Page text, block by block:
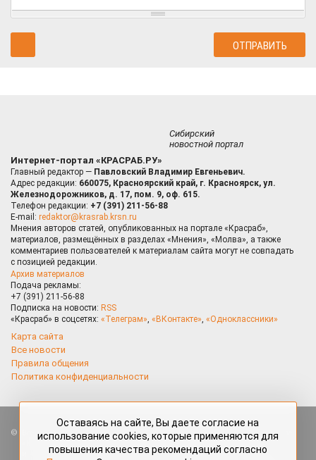
Сибирский
новостной портал
Интернет-портал «КРАСРАБ.РУ»
Главный редактор — Павловский Владимир Евгеньевич.
Адрес редакции: 660075, Красноярский край, г. Красноярск, ул.
Железнодорожников, д. 17, пом. 9, оф. 615.
Телефон редакции: +7 (391) 211-56-88
E-mail: redaktor@krasrab.krsn.ru
Мнения авторов статей, опубликованных на портале «Красраб»,
материалов, размещённых в разделах «Мнения», «Молва», а также
комментариев пользователей к материалам сайта могут не совпадать
с позицией редакции.
Архив материалов
Подача рекламы:
+7 (391) 211-56-88
Подписка на новости: RSS
«Красраб» в соцсетях: «Телеграм», «ВКонтакте», «Одноклассники»
Карта сайта
Все новости
Правила общения
Политика конфиденциальности
Все права защищены. Любые материалы, размещённые на портале
«Красраб.ру» сотрудниками редакции, нештатными авторами
и читателями, являются объектами авторского права. Полное или
Оставаясь на сайте, Вы даете согласие на
использование cookies, которые применяются для
повышения качества рекомендаций согласно